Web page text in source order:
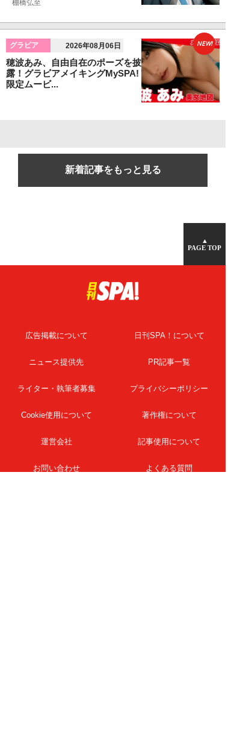
棚橋弘至
グラビア 2026年08月06日
穂波あみ、自由自在のポーズを披
露！グラビアメイキングMySPA!
限定ムービ...
NEW!
新着記事をもっと見る
▲
PAGE TOP
広告掲載について 日刊SPA！について
ニュース提供先 PR記事一覧
ライター・執筆者募集 プライバシーポリシー
Cookie使用について 著作権について
運営会社 記事使用について
お問い合わせ よくある質問